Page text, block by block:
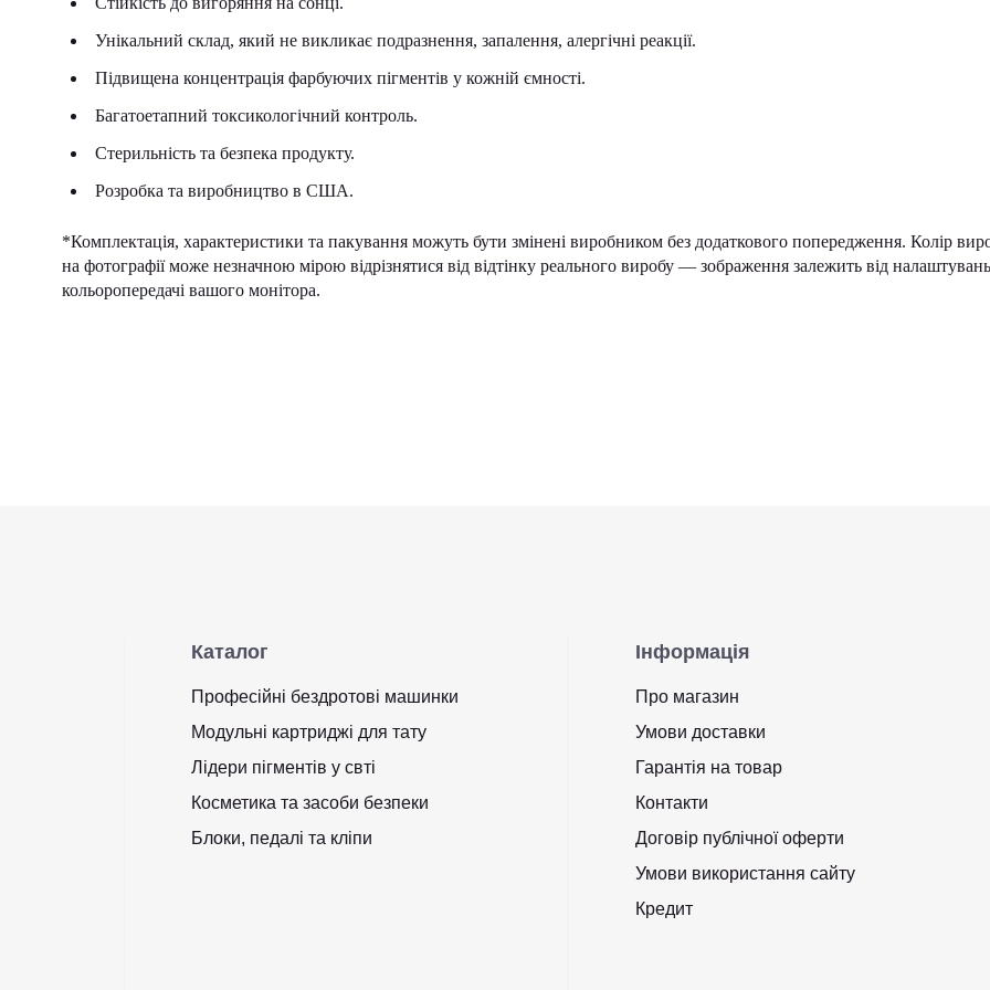
Унікальний склад, який не викликає подразнення, запалення, алергічні реакції.
Підвищена концентрація фарбуючих пігментів у кожній ємності.
Багатоетапний токсикологічний контроль.
Стерильність та безпека продукту.
Розробка та виробництво в США.
*Комплектація, характеристики та пакування можуть бути змінені виробником без додаткового попередження. Колір
на фотографії може незначною мірою відрізнятися від відтінку реального виробу — зображення залежить від налаштувань
кольоропередачі вашого монітора.
Каталог
Професійні бездротові машинки
Модульні картриджі для тату
Лідери пігментів у свті
Косметика та засоби безпеки
Блоки, педалі та кліпи
Інформація
Про магазин
Умови доставки
Гарантія на товар
Контакти
Договір публічної оферти
Умови використання сайту
Кредит